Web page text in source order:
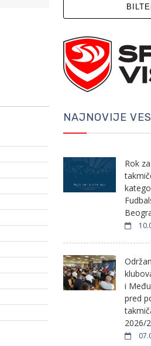
NAJNOVIJE
Rok
i
pred
2026/